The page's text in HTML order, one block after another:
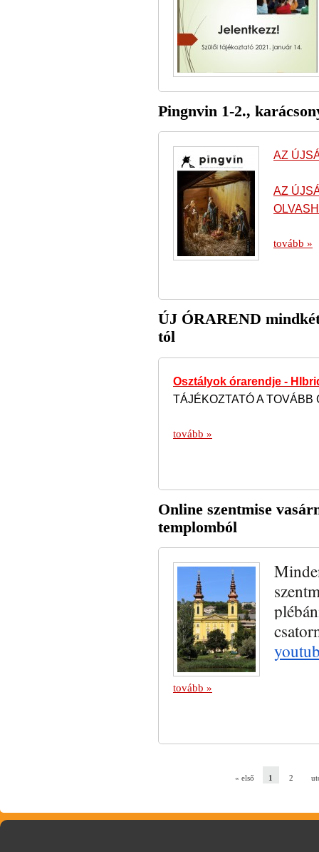
Pingnvin 1-2.,
AZ
AZ
tovább »
ÚJ ÓRAREND
tól
Osztályok órarendje -
TÁJÉKOZTATÓ A TOVÁBB
tovább »
Online szentmise
templomból
tovább »
« első 1 2